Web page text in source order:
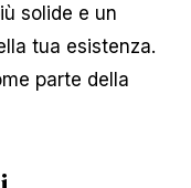
solide e un
tua esistenza.
parte della